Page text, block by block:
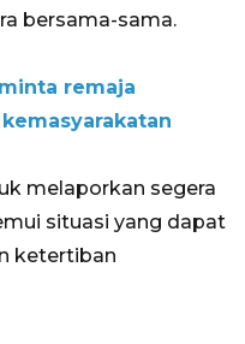
bersama-sama.
remaja
melaporkan segera
situasi yang dapat
ketertiban